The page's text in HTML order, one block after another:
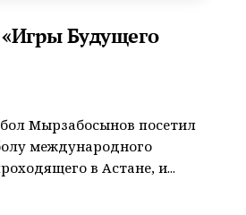
Будущего
Мырзабосынов посетил
международного
в Астане, и...